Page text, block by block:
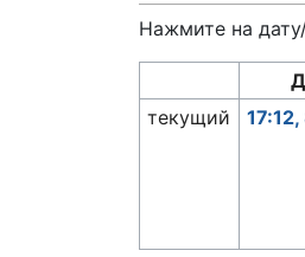
Нажмите на
текущий